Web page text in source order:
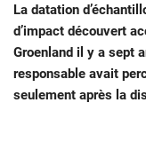
La datation
d’impact découvert
Groenland il y a sept
responsable avait
seulement après la